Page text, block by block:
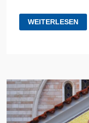
PFINGSTEN,
DER
GEBURTSTAG
WEITERLESEN